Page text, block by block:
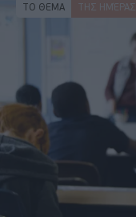
ΤΟ ΘΕΜΑ ΤΗΣ ΗΜΈΡΑΣ